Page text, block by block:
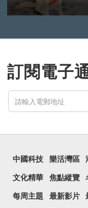
訂閱電子
中國科技 樂活灣區
文化精華 焦點縱覽
每周主題 最新影片